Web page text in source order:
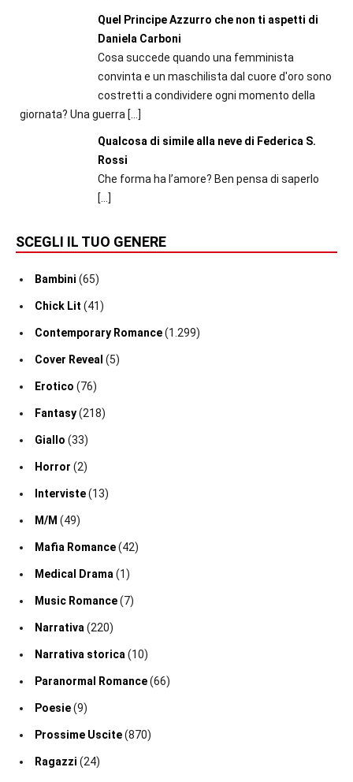
Quel Principe Azzurro che non ti aspetti di
Daniela Carboni
Cosa succede quando una femminista
convinta e un maschilista dal cuore d'oro sono
costretti a condividere ogni momento della
giornata? Una guerra […]
Qualcosa di simile alla neve di Federica S.
Rossi
Che forma ha l’amore? Ben pensa di saperlo
[…]
SCEGLI IL TUO GENERE
Bambini (65)
Chick Lit (41)
Contemporary Romance(1.299)
Cover Reveal (5)
Erotico (76)
Fantasy(218)
Giallo (33)
Horror (2)
Interviste(13)
M/M (49)
Mafia Romance(42)
Medical Drama(1)
Music Romance(7)
Narrativa(220)
Narrativa storica(10)
Paranormal Romance(66)
Poesie(9)
Prossime Uscite(870)
Ragazzi (24)